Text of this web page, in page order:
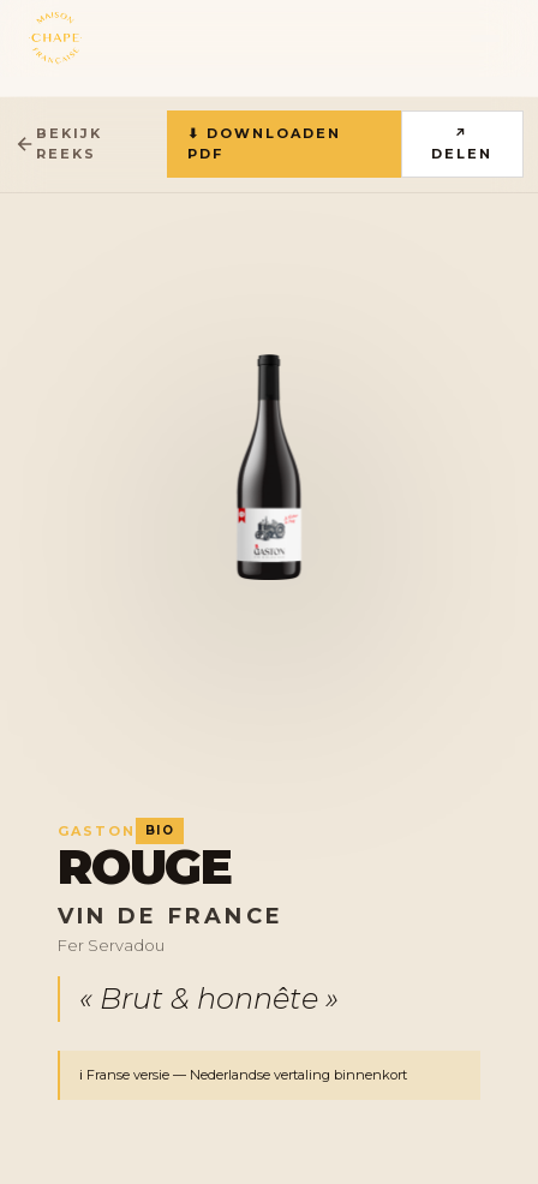
BEKIJK
REEKS
⬇ DOWNLOADEN
PDF
↗
DELEN
GASTON BIO
ROUGE
VIN DE FRANCE
Fer Servadou
« Brut & honnête »
ℹ️ Franse versie — Nederlandse vertaling binnenkort